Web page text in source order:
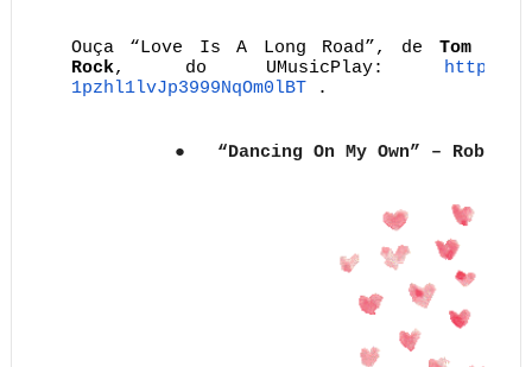
Ouça “Love Is A Long Road”, de Tom
Rock, do UMusicPlay: https://
1pzhl1lvJp3999NqOm0lBT.
● “Dancing On My Own” – Robyn